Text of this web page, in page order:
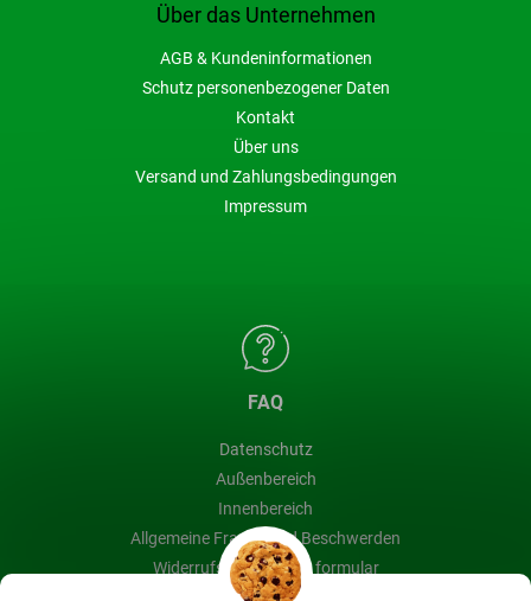
Über das Unternehmen
AGB & Kundeninformationen
Schutz personenbezogener Daten
Kontakt
Über uns
Versand und Zahlungsbedingungen
Impressum
FAQ
Datenschutz
Außenbereich
Innenbereich
Allgemeine Fragen und Beschwerden
Widerrufsbelehrung & formular
Blog